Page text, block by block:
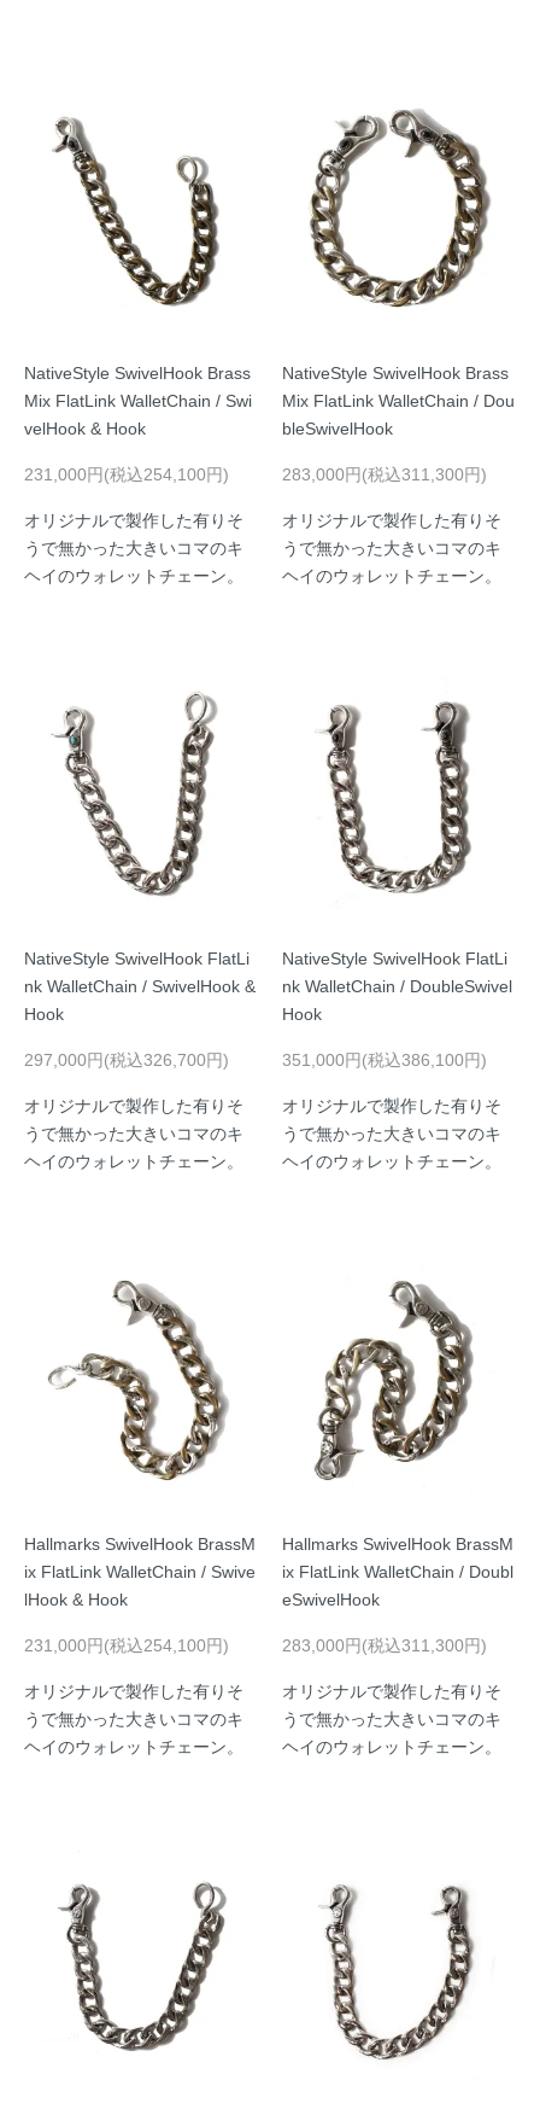
NativeStyle SwivelHook Brass
Mix FlatLink WalletChain / Swi
velHook & Hook
231,000円(税込254,100円)
オリジナルで製作した有りそ
うで無かった大きいコマのキ
ヘイのウォレットチェーン。
NativeStyle SwivelHook Brass
Mix FlatLink WalletChain / Dou
bleSwivelHook
283,000円(税込311,300円)
オリジナルで製作した有りそ
うで無かった大きいコマのキ
ヘイのウォレットチェーン。
NativeStyle SwivelHook FlatLi
nk WalletChain / SwivelHook &
Hook
297,000円(税込326,700円)
オリジナルで製作した有りそ
うで無かった大きいコマのキ
ヘイのウォレットチェーン。
NativeStyle SwivelHook FlatLi
nk WalletChain / DoubleSwivel
Hook
351,000円(税込386,100円)
オリジナルで製作した有りそ
うで無かった大きいコマのキ
ヘイのウォレットチェーン。
Hallmarks SwivelHook BrassM
ix FlatLink WalletChain / Swive
lHook & Hook
231,000円(税込254,100円)
オリジナルで製作した有りそ
うで無かった大きいコマのキ
ヘイのウォレットチェーン。
Hallmarks SwivelHook BrassM
ix FlatLink WalletChain / Doubl
eSwivelHook
283,000円(税込311,300円)
オリジナルで製作した有りそ
うで無かった大きいコマのキ
ヘイのウォレットチェーン。